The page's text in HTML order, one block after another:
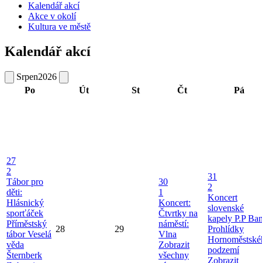
Kalendář akcí
Akce v okolí
Kultura ve městě
Kalendář akcí
Srpen2026
Po
Út St Čt Pá
27
2
Tábor pro
děti:
Hlásnický
sporťáček
Příměstský
tábor Veselá
věda
Šternberk
28 29
30
1
Koncert:
Čtvrtky na
náměstí:
Vlna
Zobrazit
všechny
31
2
Koncert
slovenské
kapely P.P
Prohlídky
podzemí
Zobrazit